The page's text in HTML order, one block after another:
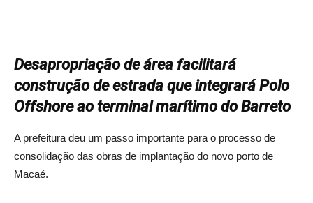
Desapropriação de área facilitará
construção de estrada que integrará Polo
Offshore ao terminal marítimo do Barreto
A prefeitura deu um passo importante para o processo de
consolidação das obras de implantação do novo porto de
Macaé.